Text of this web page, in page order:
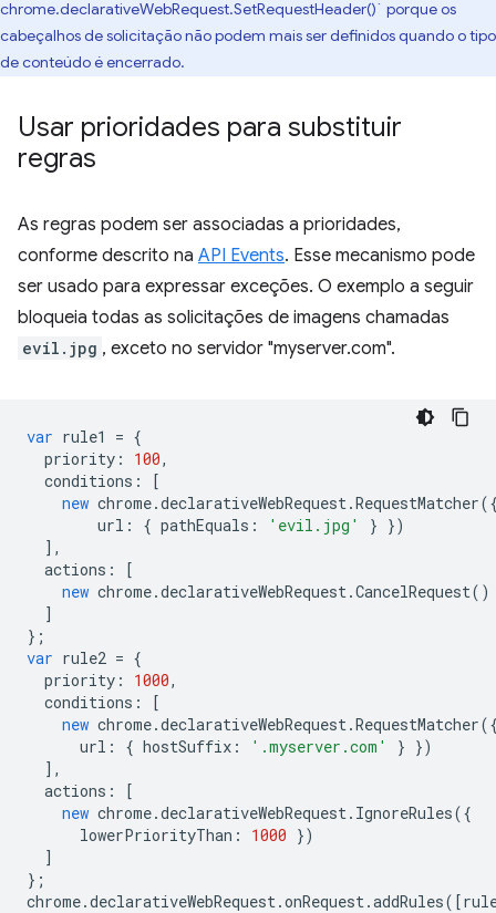
chrome.declarativeWebRequest.SetRequestHeader()` porque os
cabeçalhos de solicitação não podem mais ser definidos quando o tipo
de conteúdo é encerrado.
Usar prioridades para substituir
regras
As regras podem ser associadas a prioridades,
conforme descrito na API Events. Esse mecanismo pode
ser usado para expressar exceções. O exemplo a seguir
bloqueia todas as solicitações de imagens chamadas
evil.jpg , exceto no servidor "myserver.com".
var rule1 = {
priority : 100,
conditions :
[
new chrome.declarativeWebRequest.RequestMatcher
url : { pathEquals : 'evil.jpg' } })
],
actions :
[
new chrome.declarativeWebRequest.CancelRequest()
]
};
var rule2 = {
priority : 1000,
conditions :
[
new chrome.declarativeWebRequest.RequestMatcher
url : { hostSuffix : '.myserver.com' } })
],
actions :
[
new chrome.declarativeWebRequest. IgnoreRules({
lowerPriorityThan : 1000 })
]
};
chrome.declarativeWebRequest.onRequest.addRules([